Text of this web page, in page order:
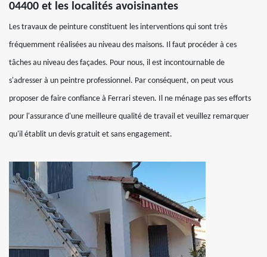
04400 et les localités avoisinantes
Les travaux de peinture constituent les interventions qui sont très
fréquemment réalisées au niveau des maisons. Il faut procéder à ces
tâches au niveau des façades. Pour nous, il est incontournable de
s'adresser à un peintre professionnel. Par conséquent, on peut vous
proposer de faire confiance à Ferrari steven. Il ne ménage pas ses efforts
pour l'assurance d'une meilleure qualité de travail et veuillez remarquer
qu'il établit un devis gratuit et sans engagement.